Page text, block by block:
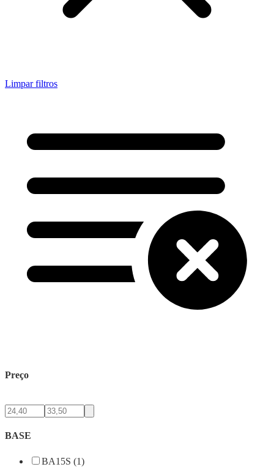
Limpar filtros
Preço
BASE
BA15S (1)